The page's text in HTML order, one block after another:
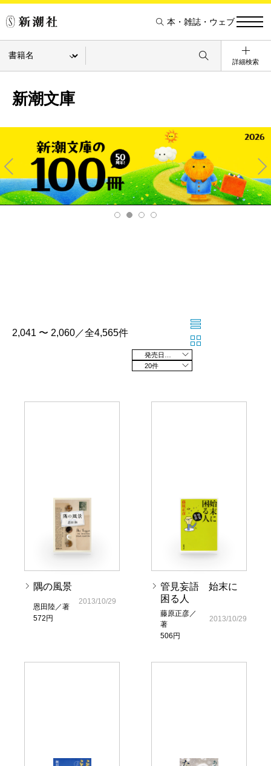
本・雑誌・ウェブ
詳細検索
新潮文庫
Pre
v
Ne
xt
2,041 〜 2,060／全4,565件
20件
隅の風景
恩田陸／著
572円
2013/10/29
管見妄語 始末に
困る人
藤原正彦／
著
506円
2013/10/29